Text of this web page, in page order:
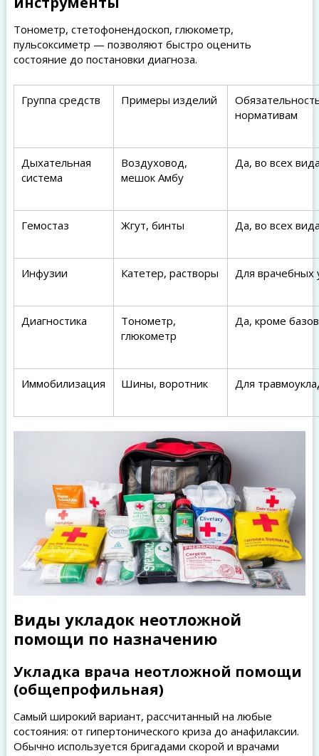
Тонометр, стетофонендоскоп, глюкометр,
пульсоксиметр — позволяют быстро оценить
состояние до постановки диагноза.
Группа средств Примеры изделий
нормативам
Дыхательная
система
Воздуховод,
мешок Амбу
Да, во всех
Гемостаз Жгут, бинты Да, во всех
Инфузии Катетер, растворы Для врачебных
Диагностика
Тонометр,
глюкометр
Да, кроме
Иммобилизация Шины, воротник Для
Виды укладок неотложной
помощи по назначению
Укладка врача неотложной помощи
(общепрофильная)
Самый широкий вариант, рассчитанный на любые
состояния: от гипертонического криза до анафилаксии.
Обычно используется бригадами скорой и врачами